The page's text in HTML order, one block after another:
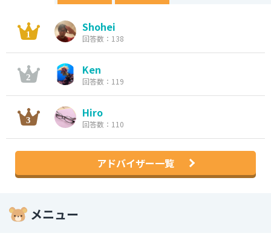
Shohei
回答数：138
Ken
回答数：119
Hiro
回答数：110
アドバイザー一覧
メニュー